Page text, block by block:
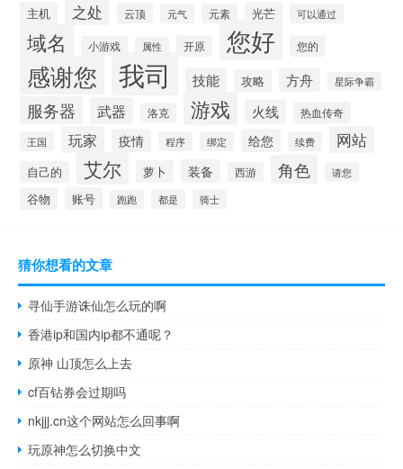
主机 之处 云顶 元气 元素 光芒 可以通过
域名 小游戏 属性 开原 您好 您的
感谢您 我司 技能 攻略 方舟 星际争霸
服务器 武器 洛克 游戏 火线 热血传奇
王国 玩家 疫情 程序 绑定 给您 续费 网站
自己的 艾尔 萝卜 装备 西游 角色 请您
谷物 账号 跑跑 都是 骑士
猜你想看的文章
寻仙手游诛仙怎么玩的啊
香港ip和国内ip都不通呢？
原神 山顶怎么上去
cf百钻券会过期吗
nkjjj.cn这个网站怎么回事啊
玩原神怎么切换中文